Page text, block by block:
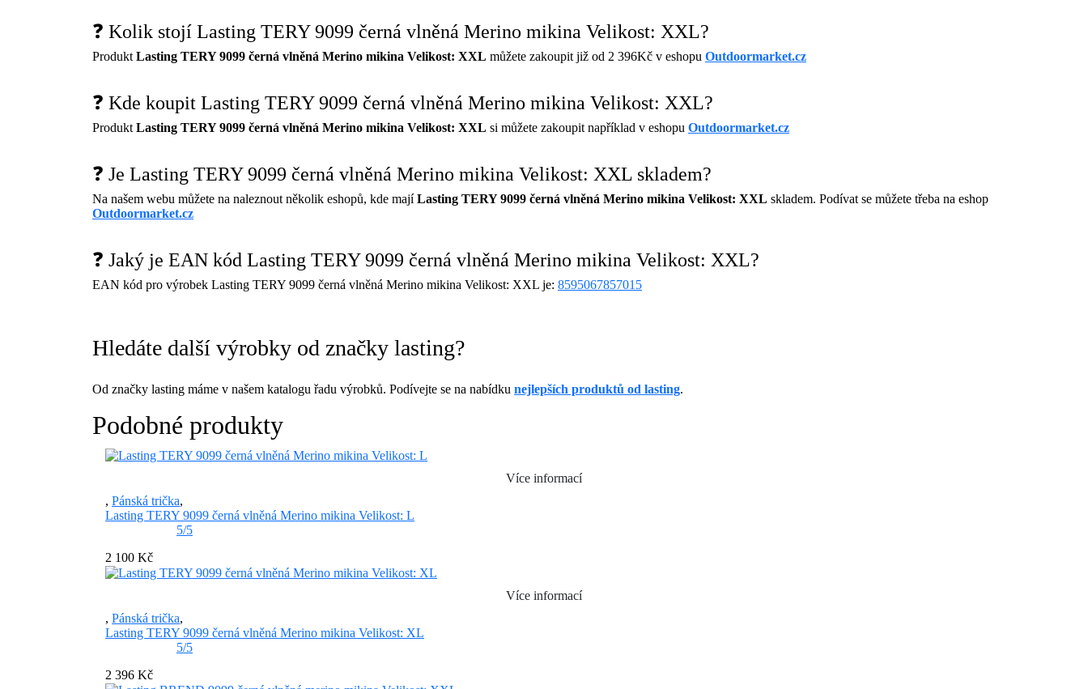
❓ Kolik stojí Lasting TERY 9099 černá vlněná Merino mikina Velikost: XXL?
Produkt Lasting TERY 9099 černá vlněná Merino mikina Velikost: XXL můžete zakoupit již od 2 396Kč v eshopu Outdoormarket.cz
❓ Kde koupit Lasting TERY 9099 černá vlněná Merino mikina Velikost: XXL?
Produkt Lasting TERY 9099 černá vlněná Merino mikina Velikost: XXL si můžete zakoupit například v eshopu Outdoormarket.cz
❓ Je Lasting TERY 9099 černá vlněná Merino mikina Velikost: XXL skladem?
Na našem webu můžete na naleznout několik eshopů, kde majíLasting TERY 9099 černá vlněná Merino mikina Velikost: XXL skladem. Podívat se můžete třeba na eshop
Outdoormarket.cz
❓ Jaký je EAN kód Lasting TERY 9099 černá vlněná Merino mikina Velikost: XXL?
EAN kód pro výrobek Lasting TERY 9099 černá vlněná Merino mikina Velikost: XXL je: 8595067857015
Hledáte další výrobky od značky lasting?
Od značky lasting máme v našem katalogu řadu výrobků. Podívejte se na nabídku nejlepších produktů od lasting.
Podobné produkty
Více informací
, Pánská trička,
Lasting TERY 9099 černá vlněná Merino mikina Velikost: L
5/5
2 100 Kč
Více informací
, Pánská trička,
Lasting TERY 9099 černá vlněná Merino mikina Velikost: XL
5/5
2 396 Kč